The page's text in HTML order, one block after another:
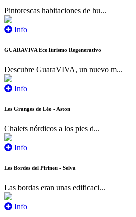
Pintorescas habitaciones de hu...
Info
GUARAVIVA EcoTurismo Regenerativo
Descubre GuaraVIVA, un nuevo m...
Info
Les Granges de Léo - Aston
Chalets nórdicos a los pies d...
Info
Les Bordes del Pirineu - Selva
Las bordas eran unas edificaci...
Info